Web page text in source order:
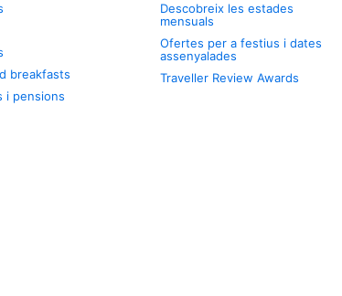
breakfasts
i pensions
Descobreix les estades
mensuals
Ofertes per a festius i dates
assenyalades
Traveller Review Awards